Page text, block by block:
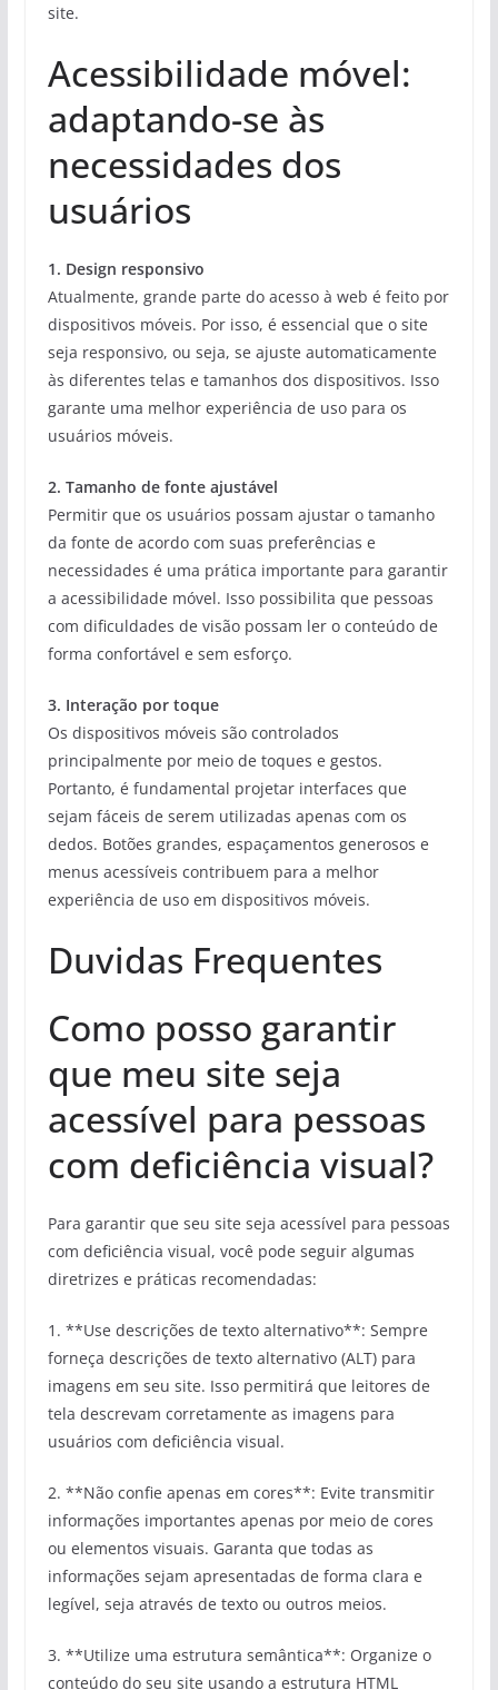
site.
Acessibilidade móvel:
adaptando-se às
necessidades dos
usuários
1. Design responsivo
Atualmente, grande parte do acesso à web é feito por
dispositivos móveis. Por isso, é essencial que o site
seja responsivo, ou seja, se ajuste automaticamente
às diferentes telas e tamanhos dos dispositivos. Isso
garante uma melhor experiência de uso para os
usuários móveis.
2. Tamanho de fonte ajustável
Permitir que os usuários possam ajustar o tamanho
da fonte de acordo com suas preferências e
necessidades é uma prática importante para garantir
a acessibilidade móvel. Isso possibilita que pessoas
com dificuldades de visão possam ler o conteúdo de
forma confortável e sem esforço.
3. Interação por toque
Os dispositivos móveis são controlados
principalmente por meio de toques e gestos.
Portanto, é fundamental projetar interfaces que
sejam fáceis de serem utilizadas apenas com os
dedos. Botões grandes, espaçamentos generosos e
menus acessíveis contribuem para a melhor
experiência de uso em dispositivos móveis.
Duvidas Frequentes
Como posso garantir
que meu site seja
acessível para pessoas
com deficiência visual?
Para garantir que seu site seja acessível para pessoas
com deficiência visual, você pode seguir algumas
diretrizes e práticas recomendadas:
1. **Use descrições de texto alternativo**: Sempre
forneça descrições de texto alternativo (ALT) para
imagens em seu site. Isso permitirá que leitores de
tela descrevam corretamente as imagens para
usuários com deficiência visual.
2. **Não confie apenas em cores**: Evite transmitir
informações importantes apenas por meio de cores
ou elementos visuais. Garanta que todas as
informações sejam apresentadas de forma clara e
legível, seja através de texto ou outros meios.
3. **Utilize uma estrutura semântica**: Organize o
conteúdo do seu site usando a estrutura HTML